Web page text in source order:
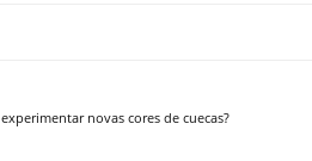
novas cores de cuecas?